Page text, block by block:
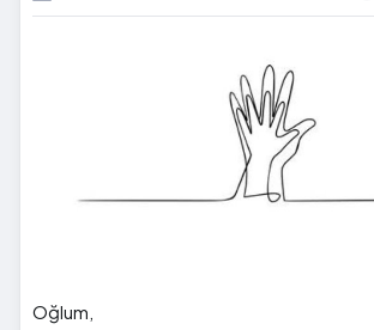
Oğlum,